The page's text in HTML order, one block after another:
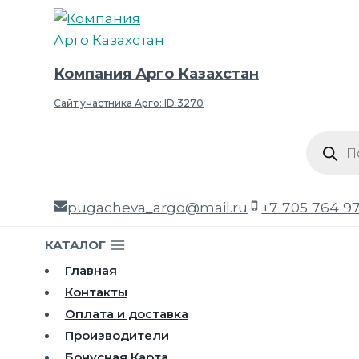
Перейти
Компания Арго Казахстан
Сайт участника Арго: ID 3270
pugacheva_argo@mail.ru +7 705 764
КАТАЛОГ
Главная
Контакты
Оплата и доставка
Производители